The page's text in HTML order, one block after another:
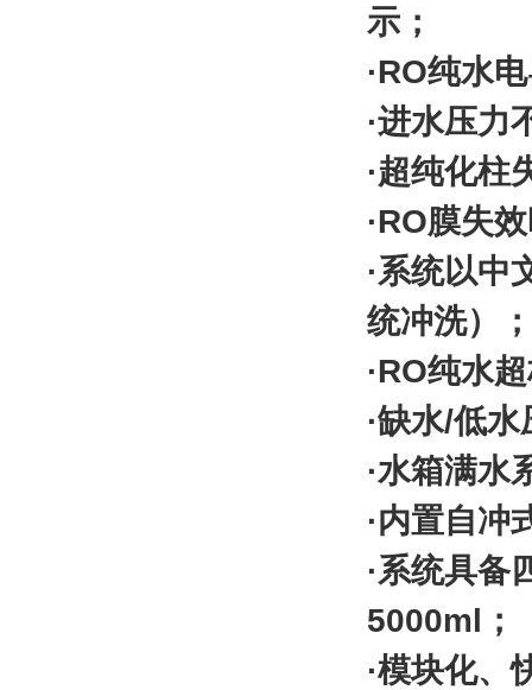
示；
·RO纯水
·进水压力
·超纯化柱
·RO膜失
·系统以中
统冲洗）；
·RO纯水
·缺水/低
·水箱满
·内置自冲
·系统具
5000ml；
·模块化、